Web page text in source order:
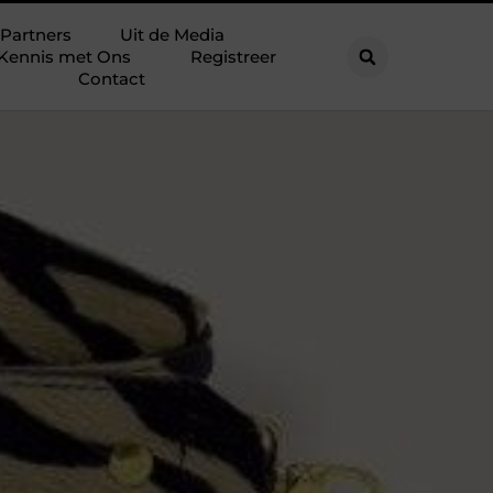
Partners
Uit de Media
met Ons
Registreer
Contact